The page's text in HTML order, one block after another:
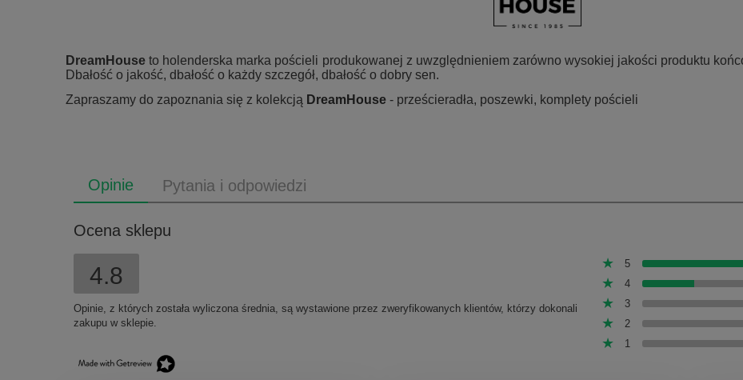
DreamHouse to holenderska marka pościeli produkowanej z uwzględnieniem zarówno wysokiej jakości produktu
Dbałość o jakość, dbałość o każdy szczegół, dbałość o dobry sen.
Zapraszamy do zapoznania się z kolekcją DreamHouse - prześcieradła, poszewki, komplety pościeli
Opinie Pytania i odpowiedzi
Ocena sklepu
4.8
Opinie, z których została wyliczona średnia, są wystawione przez zweryfikowanych klientów, którzy dokonali
zakupu w sklepie.
5
4
3
2
1